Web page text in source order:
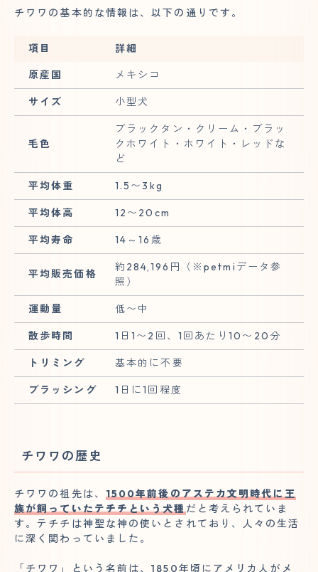
チワワの基本的な情報は、以下の通りです。
項目 詳細
原産国 メキシコ
サイズ 小型犬
毛色
ブラックタン・クリーム・ブラッ
クホワイト・ホワイト・レッドな
ど
平均体重 1.5〜3kg
平均体高 12〜20cm
平均寿命 14～16歳
平均販売価格
約284,196円（※petmiデータ参
照）
運動量 低〜中
散歩時間 1日1〜2回、1回あたり10〜20分
トリミング 基本的に不要
ブラッシング 1日に1回程度
チワワの歴史
チワワの祖先は、 1500年前後のアステカ文明時代に王
族が飼っていたテチチという犬種 だと考えられていま
す。テチチは神聖な神の使いとされており、人々の生活
に深く関わっていました。
「チワワ」という名前は、1850年頃にアメリカ人がメ